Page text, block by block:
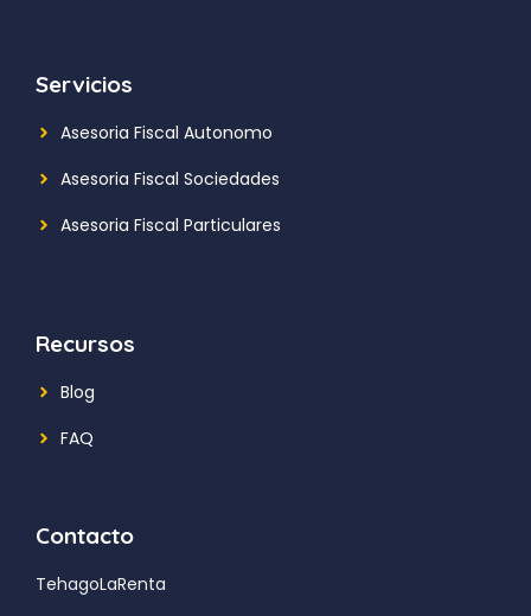
Servicios
Asesoria Fiscal Autonomo
Asesoria Fiscal Sociedades
Asesoria Fiscal Particulares
Recursos
Blog
FAQ
Contacto
TehagoLaRenta